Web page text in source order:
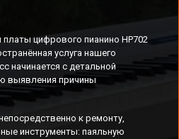
цифрового пианино HP702
услуга нашего
начинается с детальной
выявления причины
к ремонту,
инструменты: паяльную